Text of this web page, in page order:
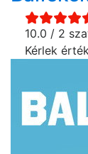
10.0 / 2
Kérlek